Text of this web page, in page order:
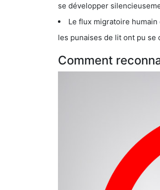
se développer
Le flux migratoire humain en
les punaises de lit ont pu se
Comment